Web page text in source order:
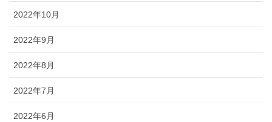
2022年10月
2022年9月
2022年8月
2022年7月
2022年6月